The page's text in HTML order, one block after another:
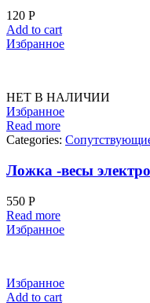
120 Р
Add to cart
Избранное
НЕТ В НАЛИЧИИ
Избранное
Read more
Categories:
Ложка -весы
550 Р
Read more
Избранное
Избранное
Add to cart